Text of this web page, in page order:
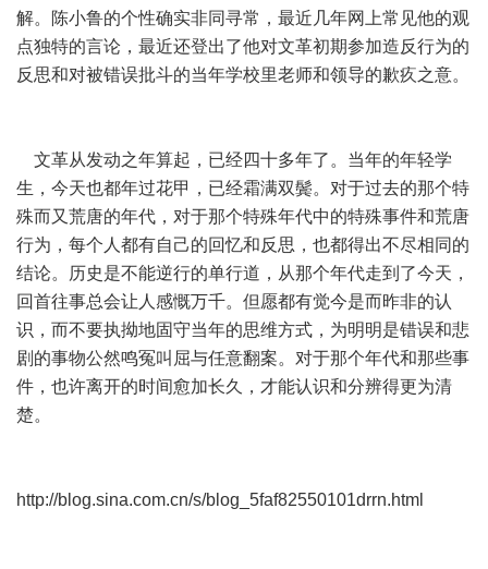
解。陈小鲁的个性确实非同寻常，最近几年网上常见他的观
点独特的言论，最近还登出了他对文革初期参加造反行为的
反思和对被错误批斗的当年学校里老师和领导的歉疚之意。
文革从发动之年算起，已经四十多年了。当年的年轻学
生，今天也都年过花甲，已经霜满双鬓。对于过去的那个特
殊而又荒唐的年代，对于那个特殊年代中的特殊事件和荒唐
行为，每个人都有自己的回忆和反思，也都得出不尽相同的
结论。历史是不能逆行的单行道，从那个年代走到了今天，
回首往事总会让人感慨万千。但愿都有觉今是而昨非的认
识，而不要执拗地固守当年的思维方式，为明明是错误和悲
剧的事物公然鸣冤叫屈与任意翻案。对于那个年代和那些事
件，也许离开的时间愈加长久，才能认识和分辨得更为清
楚。
http://blog.sina.com.cn/s/blog_5faf82550101drrn.html